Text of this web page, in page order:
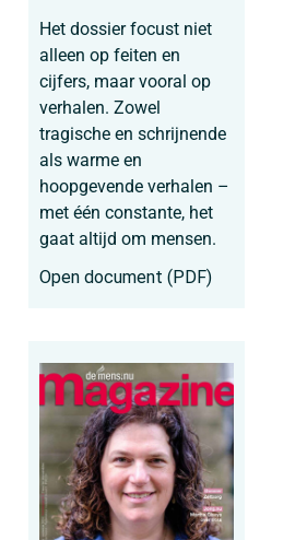
Het dossier focust niet
alleen op feiten en
cijfers, maar vooral op
verhalen. Zowel
tragische en schrijnende
als warme en
hoopgevende verhalen –
met één constante, het
gaat altijd om mensen.
Open document (PDF)